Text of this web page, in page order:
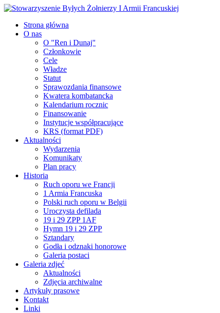
Strona główna
O nas
O "Ren i Dunaj"
Członkowie
Cele
Władze
Statut
Sprawozdania finansowe
Kwatera kombatancka
Kalendarium rocznic
Finansowanie
Instytucje współpracujące
KRS (format PDF)
Aktualności
Wydarzenia
Komunikaty
Plan pracy
Historia
Ruch oporu we Francji
1 Armia Francuska
Polski ruch oporu w Belgii
Uroczysta defilada
19 i 29 ZPP 1AF
Hymn 19 i 29 ZPP
Sztandary
Godła i odznaki honorowe
Galeria postaci
Galeria zdjeć
Aktualności
Zdjęcia archiwalne
Artykuły prasowe
Kontakt
Linki